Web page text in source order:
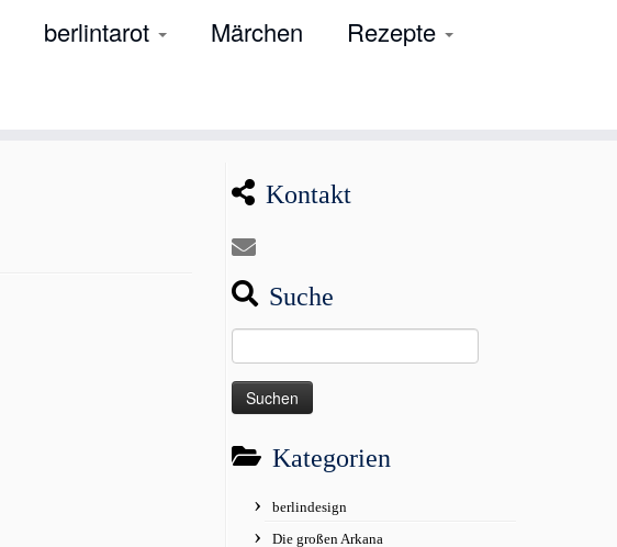
berlintarot Märchen
Rezepte
Kontakt
Suche
nach:
Kategorien
berlindesign
Die großen Arkana